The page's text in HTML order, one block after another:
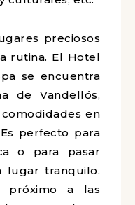
preciosos
rutina. El Hotel
se encuentra
de Vandellós,
en
perfecto para
o para pasar
lugar tranquilo.
próximo a las